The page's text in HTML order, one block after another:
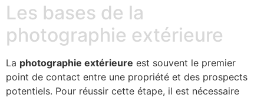
Les bases de la
photographie extérieure
La photographie extérieure est souvent le premier
point de contact entre une propriété et des prospects
potentiels. Pour réussir cette étape, il est nécessaire